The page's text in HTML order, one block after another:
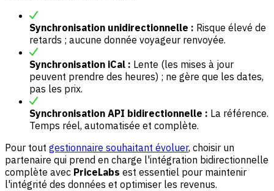
Synchronisation unidirectionnelle : Risque élevé de
retards ; aucune donnée voyageur renvoyée.
Synchronisation iCal : Lente (les mises à jour
peuvent prendre des heures) ; ne gère que les dates,
pas les prix.
Synchronisation API bidirectionnelle : La référence.
Temps réel, automatisée et complète.
Pour tout gestionnaire souhaitant évoluer, choisir un
partenaire qui prend en charge l'intégration bidirectionnelle
complète avec PriceLabs est essentiel pour maintenir
l'intégrité des données et optimiser les revenus.